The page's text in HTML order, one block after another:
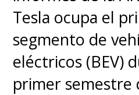
Tesla ocupa el
segmento de
eléctricos (BEV)
primer semestre